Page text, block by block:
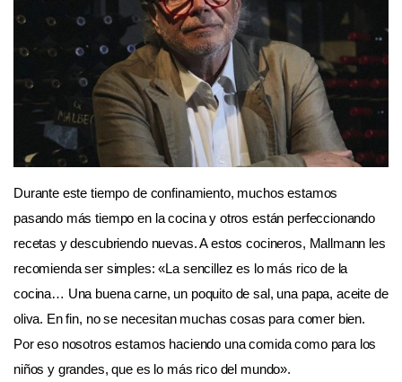
Durante este tiempo de confinamiento, muchos estamos
pasando más tiempo en la cocina y otros están perfeccionando
recetas y descubriendo nuevas. A estos cocineros, Mallmann les
recomienda ser simples: «La sencillez es lo más rico de la
cocina… Una buena carne, un poquito de sal, una papa, aceite de
oliva. En fin, no se necesitan muchas cosas para comer bien.
Por eso nosotros estamos haciendo una comida como para los
niños y grandes, que es lo más rico del mundo».